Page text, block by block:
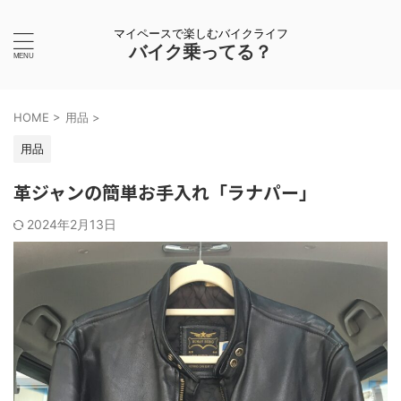
マイペースで楽しむバイクライフ
バイク乗ってる？
HOME > 用品 >
用品
革ジャンの簡単お手入れ「ラナパー」
2024年2月13日